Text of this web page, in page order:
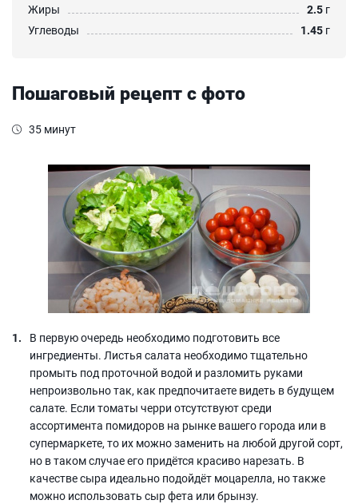
Жиры
2.5 г
Углеводы
1.45 г
Пошаговый рецепт с фото
35 минут
В первую очередь необходимо подготовить все
ингредиенты. Листья салата необходимо тщательно
промыть под проточной водой и разломить руками
непроизвольно так, как предпочитаете видеть в будущем
салате. Если томаты черри отсутствуют среди
ассортимента помидоров на рынке вашего города или в
супермаркете, то их можно заменить на любой другой сорт,
но в таком случае его придётся красиво нарезать. В
качестве сыра идеально подойдёт моцарелла, но также
можно использовать сыр фета или брынзу.